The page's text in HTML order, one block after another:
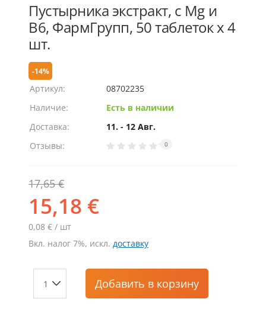
Пустырника экстракт, с Mg и
В6, ФармГрупп, 50 таблеток х 4
шт.
-14%
Артикул:
08702235
Наличие:
Есть в наличии
Доставка:
11. - 12 Авг.
Отзывы:
0
17,65 €
15,18 €
0,08 € / шт
Вкл. налог 7%, искл. доставку
Добавить в корзину